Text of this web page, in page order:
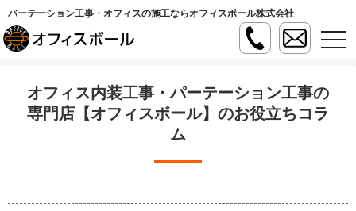
パーテーション工事・オフィスの施工ならオフィスボール株式会社
t
o
o
オフィス内装工事・パーテーション工事の
専門店【オフィスボール】のお役立ちコラ
ム